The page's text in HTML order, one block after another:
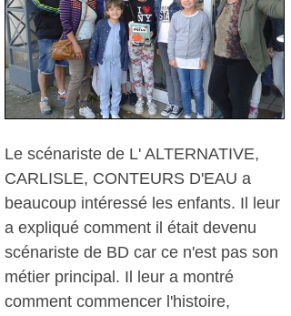
Le scénariste de L' ALTERNATIVE,
CARLISLE, CONTEURS D'EAU a
beaucoup intéressé les enfants. Il leur
a expliqué comment il était devenu
scénariste de BD car ce n'est pas son
métier principal. Il leur a montré
comment commencer l'histoire,